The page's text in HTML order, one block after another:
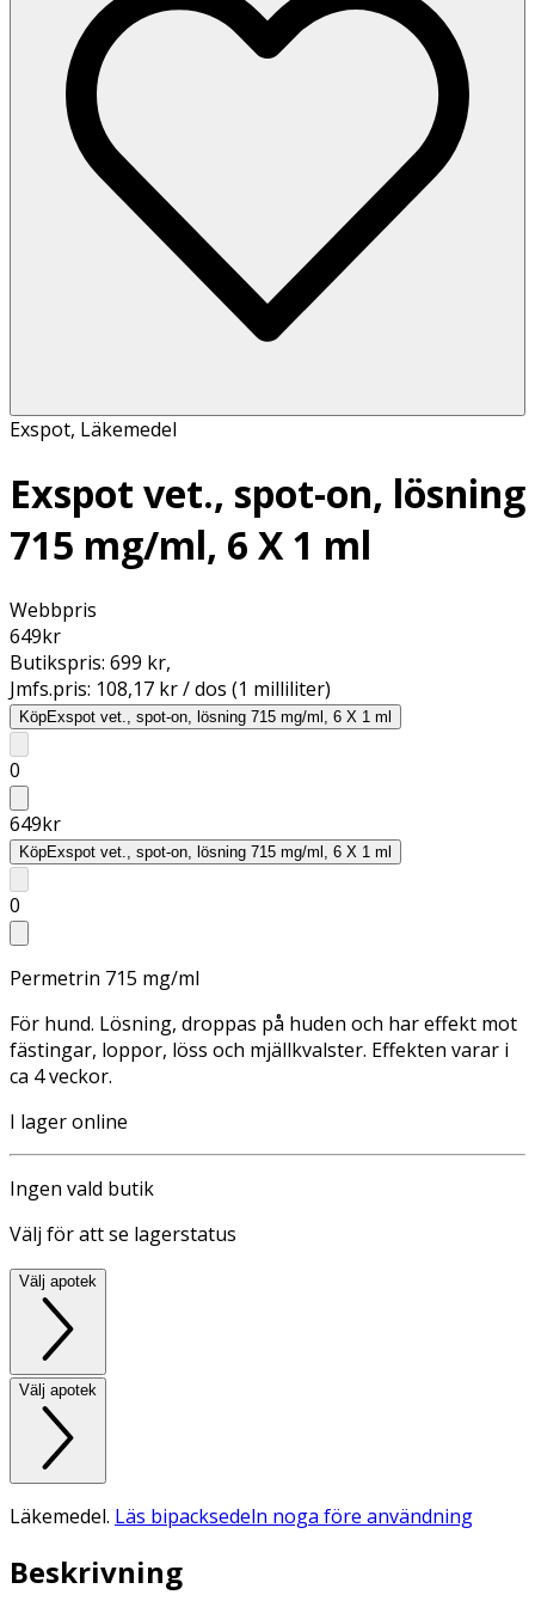
Exspot, Läkemedel
Exspot vet., spot-on, lösning
715 mg/ml, 6 X 1 ml
Webbpris
649kr
Butikspris: 699 kr,
Jmfs.pris: 108,17 kr / dos (1 milliliter)
KöpExspot vet., spot-on, lösning 715 mg/ml, 6 X 1 ml
0
649kr
KöpExspot vet., spot-on, lösning 715 mg/ml, 6 X 1 ml
0
Permetrin 715 mg/ml
För hund. Lösning, droppas på huden och har effekt mot
fästingar, loppor, löss och mjällkvalster. Effekten varar i
ca 4 veckor.
I lager online
Ingen vald butik
Välj för att se lagerstatus
Välj apotek
Välj apotek
Läkemedel. Läs bipacksedeln noga före användning
Beskrivning